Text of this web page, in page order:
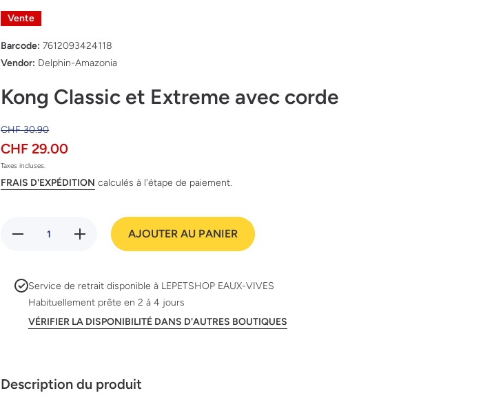
Vente
Barcode: 7612093424118
Vendor: Delphin-Amazonia
Kong Classic et Extreme avec corde
CHF 30.90
CHF 29.00
Taxes incluses.
FRAIS D'EXPÉDITION calculés à l'étape de paiement.
Réduire
et
Extreme
avec
Augmenter
la quantité
avec
AJOUTER AU PANIER
Service de retrait disponible à LEPETSHOP EAUX-VIVES
Habituellement prête en 2 à 4 jours
VÉRIFIER LA DISPONIBILITÉ DANS D'AUTRES BOUTIQUES
Description du produit